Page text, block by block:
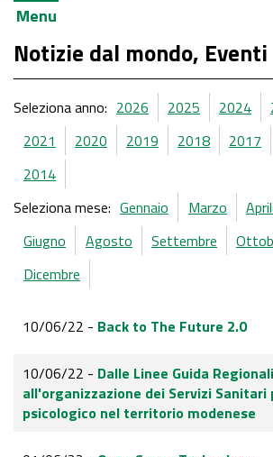
Menu
Notizie dal mondo, Eventi
Seleziona anno: 2026 2025 2024
2021
2020 2019 2018 2017
2014
Seleziona mese: Gennaio Marzo
Giugno
Agosto Settembre
Dicembre
10/06/22 - Back to The Future 2.0
10/06/22 - Dalle Linee Guida Regionali
all'organizzazione dei Servizi Sanitari
psicologico nel territorio modenese